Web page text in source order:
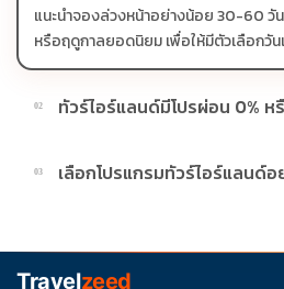
แนะนำจองล่วงหน้าอย่างน้อย 30-60 วั
หรือฤดูกาลยอดนิยม เพื่อให้มีตัวเลือกวัน
02 ทัวร์ไอร์แลนด์มีโปรผ่อน 0% ห
บางโปรแกรมมีโปรผ่อน 0% หรือโปรโ
บริษัทกำหนด สามารถดูสัญลักษณ์โปรโม
03 เลือกโปรแกรมทัวร์ไอร์แลนด์อ
ช่วงราคา ไม่ควรเทียบจากราคาต่ำสุดเพี
Travelzeed